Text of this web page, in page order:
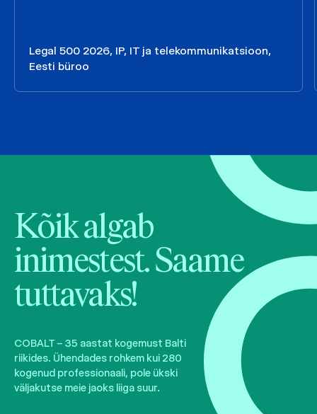
Legal 500 2026, IP, IT ja telekommunikatsioon,
Eesti büroo
Kõik algab
inimestest. Saame
tuttavaks!
COBALT – 35 aastat kogemust Balti
riikides. Ühendades rohkem kui 280
kogenud professionaali, pole ükski
väljakutse meie jaoks liiga suur.